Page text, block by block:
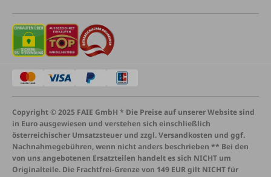
Copyright © 2025 FAIE GmbH * Die Preise auf unserer Website sind
in Euro ausgewiesen und verstehen sich einschließlich
österreichischer Umsatzsteuer und zzgl. Versandkosten und ggf.
Nachnahmegebühren, wenn nicht anders beschrieben ** Bei den
von uns angebotenen Ersatzteilen handelt es sich NICHT um
Originalteile. Die Frachtfrei-Grenze von 149 EUR gilt NICHT für